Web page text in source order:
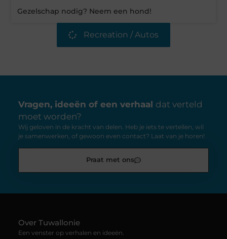
Gezelschap nodig? Neem een hond!
Recreation / Autos
Vragen, ideeën of een verhaal dat verteld
moet worden?
Wij geloven in de kracht van delen. Heb je iets te vertellen, wil
je samenwerken, of gewoon even contact? Laat van je horen!
Praat met ons
Over Tuwallonie
Een venster op verhalen en ideeën.